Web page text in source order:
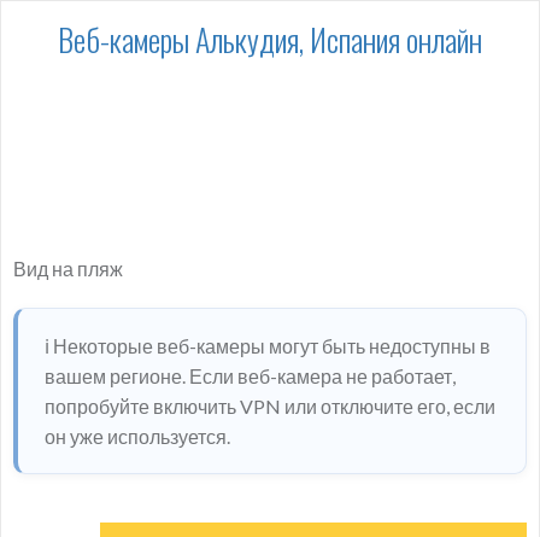
Веб-камеры Алькудия, Испания онлайн
Вид на пляж
ℹ️ Некоторые веб-камеры могут быть недоступны в
вашем регионе. Если веб-камера не работает,
попробуйте включить VPN или отключите его, если
он уже используется.